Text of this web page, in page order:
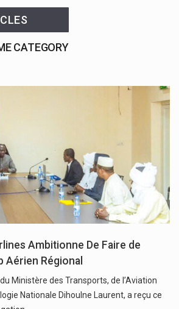
CATEGORY
Ambitionne De Faire de
Aérien Régional
Ministère des Transports, de l’Aviation
Nationale Dihoulne Laurent, a reçu ce